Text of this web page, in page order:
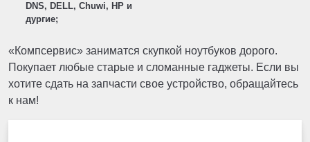
DNS, DELL, Chuwi, HP и
дургие;
«Компсервис» заниматся скупкой ноутбуков дорого.
Покупает любые старые и сломанные гаджеты. Если вы
хотите сдать на запчасти свое устройство, обращайтесь
к нам!